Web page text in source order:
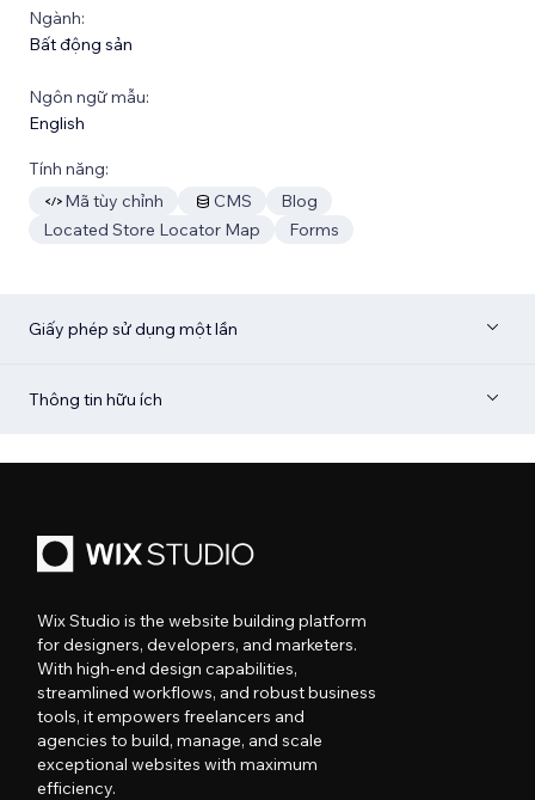
Ngành:
Bất động sản
Ngôn ngữ mẫu:
English
Tính năng:
Mã tùy chỉnh
CMS
Blog
Located Store Locator Map
Forms
Giấy phép sử dụng một lần
Thông tin hữu ích
Wix Studio is the website building platform
for designers, developers, and marketers.
With high-end design capabilities,
streamlined workflows, and robust business
tools, it empowers freelancers and
agencies to build, manage, and scale
exceptional websites with maximum
efficiency.